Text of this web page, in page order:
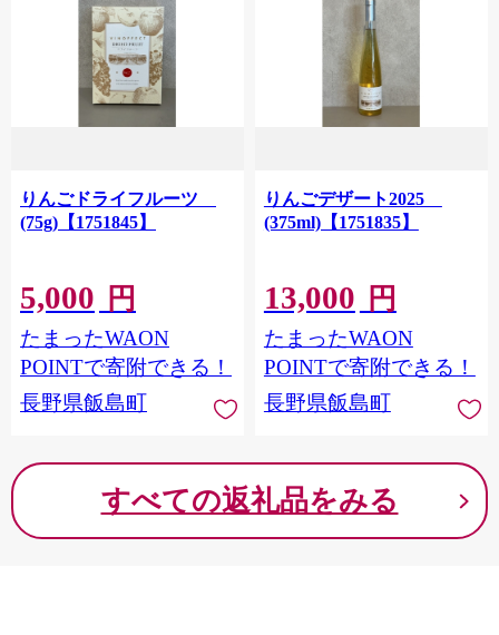
りんごドライフルーツ
(75g)【1751845】
5,000 円
たまったWAON
POINTで寄附できる！
長野県飯島町
りんごデザート2025
(375ml)【1751835】
13,000 円
たまったWAON
POINTで寄附できる！
長野県飯島町
すべての返礼品をみる